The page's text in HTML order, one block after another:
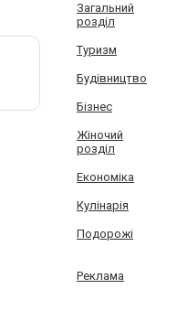
Загальний
розділ
Туризм
Будівництво
Бізнес
Жіночий
розділ
Економіка
Кулінарія
Подорожі
Реклама